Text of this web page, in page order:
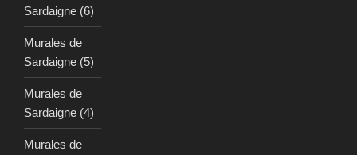
Sardaigne (6)
Murales de
Sardaigne (5)
Murales de
Sardaigne (4)
Murales de